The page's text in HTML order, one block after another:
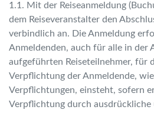
1.1. Mit der Reiseanmeldung
dem Reiseveranstalter den
verbindlich an. Die Anmeldung
Anmeldenden, auch für alle in der
aufgeführten Reiseteilnehmer, für
Verpflichtung der Anmeldende,
Verpflichtungen, einsteht, sofern
Verpflichtung durch ausdrückliche